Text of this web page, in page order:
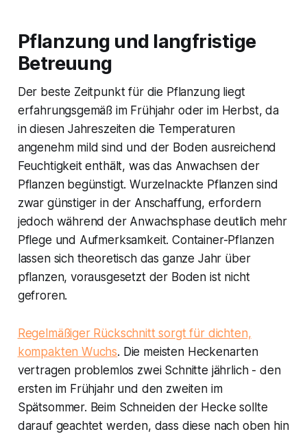
Pflanzung und langfristige
Betreuung
Der beste Zeitpunkt für die Pflanzung liegt
erfahrungsgemäß im Frühjahr oder im Herbst, da
in diesen Jahreszeiten die Temperaturen
angenehm mild sind und der Boden ausreichend
Feuchtigkeit enthält, was das Anwachsen der
Pflanzen begünstigt. Wurzelnackte Pflanzen sind
zwar günstiger in der Anschaffung, erfordern
jedoch während der Anwachsphase deutlich mehr
Pflege und Aufmerksamkeit. Container-Pflanzen
lassen sich theoretisch das ganze Jahr über
pflanzen, vorausgesetzt der Boden ist nicht
gefroren.
Regelmäßiger Rückschnitt sorgt für dichten,
kompakten Wuchs. Die meisten Heckenarten
vertragen problemlos zwei Schnitte jährlich - den
ersten im Frühjahr und den zweiten im
Spätsommer. Beim Schneiden der Hecke sollte
darauf geachtet werden, dass diese nach oben hin